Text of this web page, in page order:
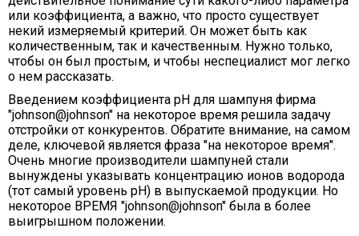
или коэффициента, а важно, что просто существует
некий измеряемый критерий. Он может быть как
количественным, так и качественным. Нужно только,
чтобы он был простым, и чтобы неспециалист мог легко
о нем рассказать.
Введением коэффициента рН для шампуня фирма
"johnson@johnson" на некоторое время решила задачу
отстройки от конкурентов. Обратите внимание, на самом
деле, ключевой является фраза "на некоторое время".
Очень многие производители шампуней стали
вынуждены указывать концентрацию ионов водорода
(тот самый уровень рН) в выпускаемой продукции. Но
некоторое ВРЕМЯ "johnson@johnson" была в более
выигрышном положении.